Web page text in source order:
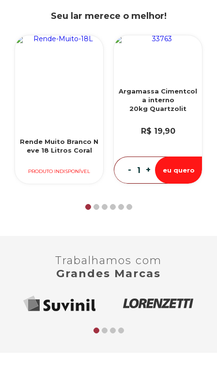
Seu lar merece o melhor!
Rende Muito Branco N
eve 18 Litros Coral
PRODUTO INDISPONÍVEL
Argamassa Cimentcol
a interno
20kg Quartzolit
R$ 19,90
- + eu quero
Trabalhamos com
Grandes Marcas